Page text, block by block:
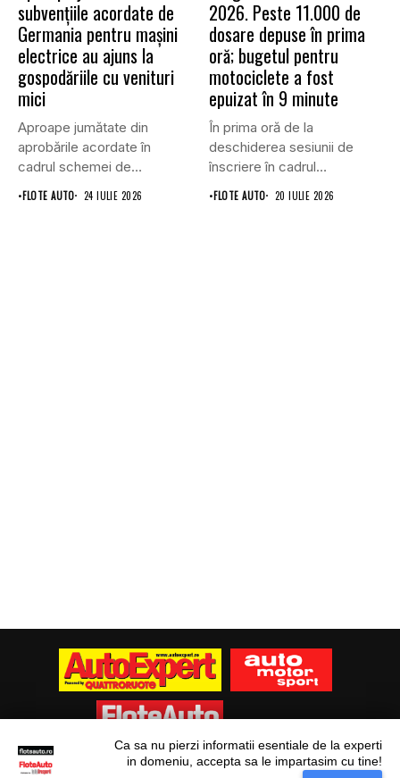
subvențiile acordate de
Germania pentru mașini
electrice au ajuns la
gospodăriile cu venituri
mici
Aproape jumătate din
aprobările acordate în
cadrul schemei de
subvenționare a
vehiculelor...
•FLOTE AUTO 24 IULIE 2026
2026. Peste 11.000 de
dosare depuse în prima
oră; bugetul pentru
motociclete a fost
epuizat în 9 minute
În prima oră de la
deschiderea sesiunii de
înscriere în cadrul
Programului...
•FLOTE AUTO 20 IULIE 2026
Ca sa nu pierzi informatii esentiale de la experti
in domeniu, accepta sa le impartasim cu tine!